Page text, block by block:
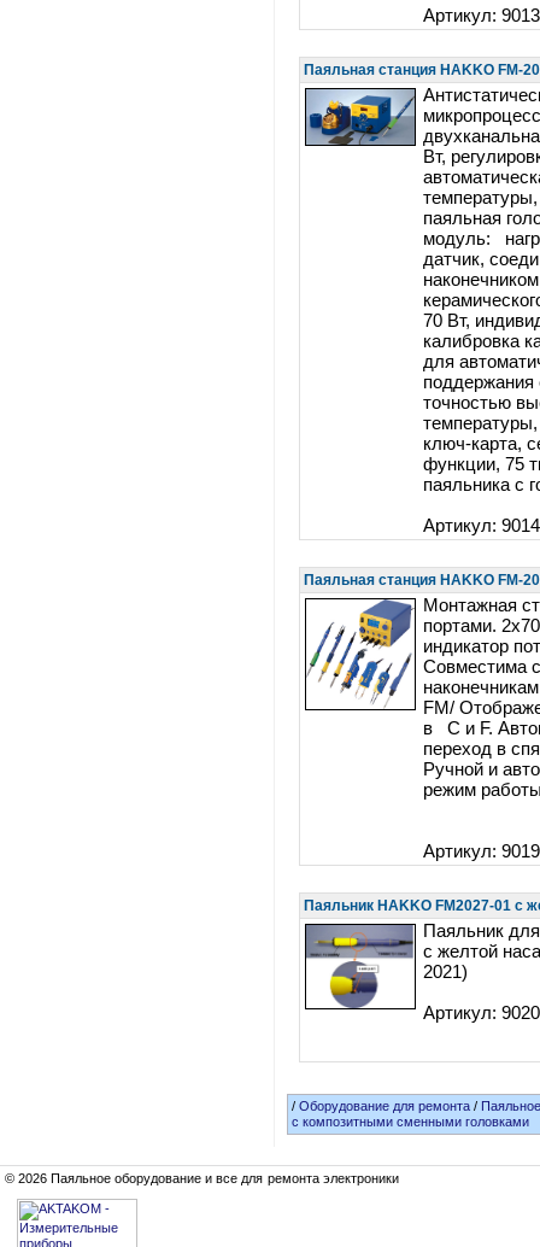
Артикул:
Паяльная станция HAKKO FM-
Вт,
паяльная
модуль:
датчик,
70 Вт,
калибровка
для
поддержания
точностью
ключ-карта,
функции, 75
паяльника с
Артикул:
Паяльная станция HAKKO FM-
Монтажная
портами.
индикатор
Совместима
FM/
в С и F.
переход в
Ручной и
режим
Артикул:
Паяльник HAKKO FM2027-01 с
Паяльник
с желтой
2021)
Артикул:
/Оборудование для ремонта /
с композитными сменными головками
© 2026 Паяльное оборудование и все для ремонта электроники